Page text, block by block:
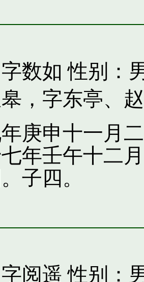
数如 性别：
，字东亭、
庚申十一月
年壬午十二
子四。
阅遥 性别：